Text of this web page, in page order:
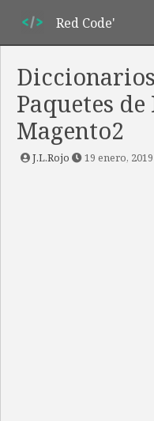
Red Code'
Paquetes
Magento2
J.L.Rojo 19 enero, 2019